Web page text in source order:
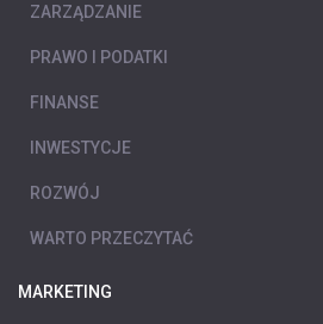
ZARZĄDZANIE
PRAWO I PODATKI
FINANSE
INWESTYCJE
ROZWÓJ
WARTO PRZECZYTAĆ
MARKETING